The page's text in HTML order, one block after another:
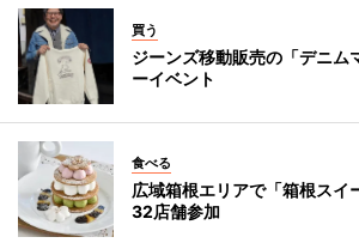
買う
ジーンズ移動販売の「デニム
ーイベント
食べる
広域箱根エリアで「箱根ス
32店舗参加